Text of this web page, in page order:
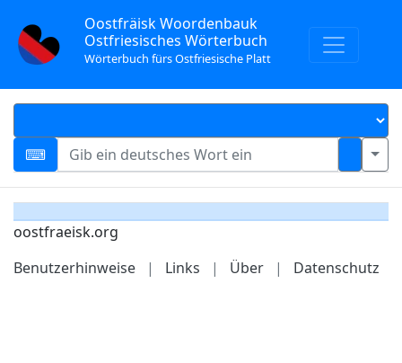
Oostfräisk Woordenbauk
Ostfriesisches Wörterbuch
Wörterbuch fürs Ostfriesische Platt
oostfraeisk.org
Benutzerhinweise
| Links | Über | Datenschutz